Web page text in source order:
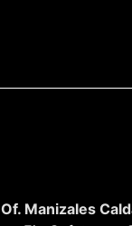
Of. Manizales